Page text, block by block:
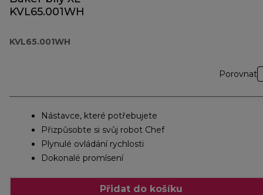
KVL65.001WH
KVL65.001WH
Porovnat
Nástavce, které potřebujete
Přizpůsobte si svůj robot Chef
Plynulé ovládání rychlosti
Dokonalé promísení
Přidat do košíku